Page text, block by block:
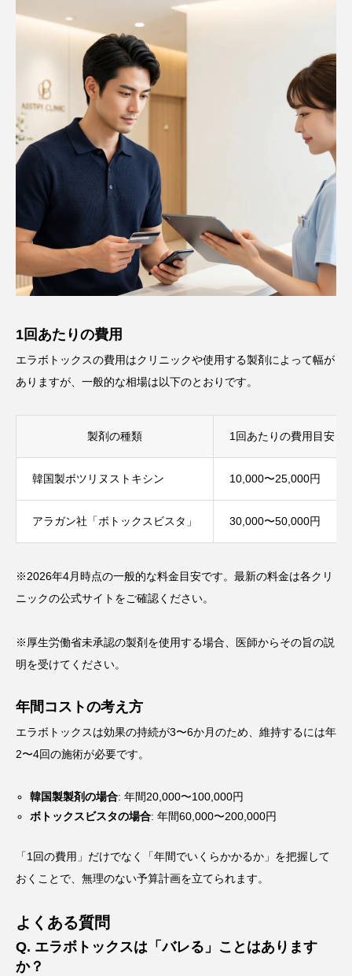
1回あたりの費用
エラボトックスの費用はクリニックや使用する製剤によって幅が
ありますが、一般的な相場は以下のとおりです。
製剤の種類 1回あたりの費用目安（
韓国製ボツリヌストキシン 10,000〜25,000円
アラガン社「ボトックスビスタ」 30,000〜50,000円
※2026年4月時点の一般的な料金目安です。最新の料金は各クリ
ニックの公式サイトをご確認ください。
※厚生労働省未承認の製剤を使用する場合、医師からその旨の説
明を受けてください。
年間コストの考え方
エラボトックスは効果の持続が3〜6か月のため、維持するには年
2〜4回の施術が必要です。
韓国製製剤の場合: 年間20,000〜100,000円
ボトックスビスタの場合: 年間60,000〜200,000円
「1回の費用」だけでなく「年間でいくらかかるか」を把握して
おくことで、無理のない予算計画を立てられます。
よくある質問
Q. エラボトックスは「バレる」ことはあります
か？